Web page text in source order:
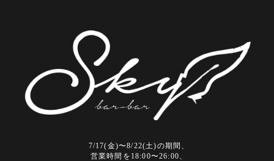
7/17(金)〜8/22(土)の期間、
営業時間を18:00〜26:00、